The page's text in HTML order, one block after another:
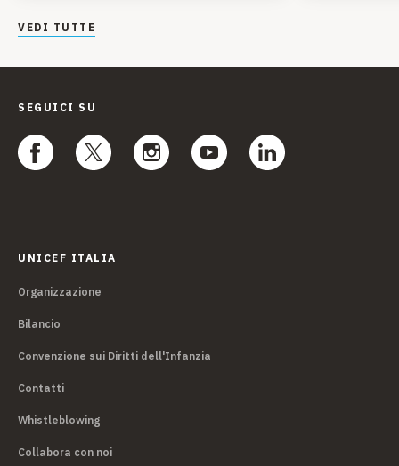
VEDI TUTTE
SEGUICI SU
UNICEF ITALIA
Organizzazione
Bilancio
Convenzione sui Diritti dell'Infanzia
Contatti
Whistleblowing
Collabora con noi